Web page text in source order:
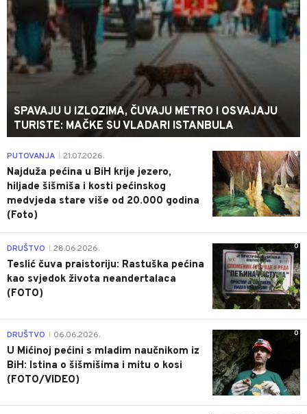
SPAVAJU U IZLOZIMA, ČUVAJU METRO I OSVAJAJU
TURISTE: MAČKE SU VLADARI ISTANBULA
0
PUTOVANJA 21.07.2026.
Najduža pećina u BiH krije jezero,
hiljade šišmiša i kosti pećinskog
medvjeda stare više od 20.000 godina
(Foto)
0
DRUŠTVO 28.06.2026.
Teslić čuva praistoriju: Rastuška pećina
kao svjedok života neandertalaca
(FOTO)
0
DRUŠTVO 06.06.2026.
U Mićinoj pećini s mladim naučnikom iz
BiH: Istina o šišmišima i mitu o kosi
(FOTO/VIDEO)